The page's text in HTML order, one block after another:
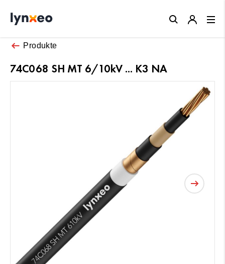
Produkte
74C068 SH MT 6/10kV ... K3 NA
Close